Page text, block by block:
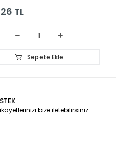
TL
Sepete Ekle
bize iletebilirsiniz.